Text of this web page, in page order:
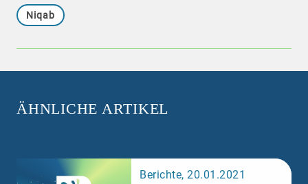
Niqab
ÄHNLICHE ARTIKEL
Berichte, 20.01.2021